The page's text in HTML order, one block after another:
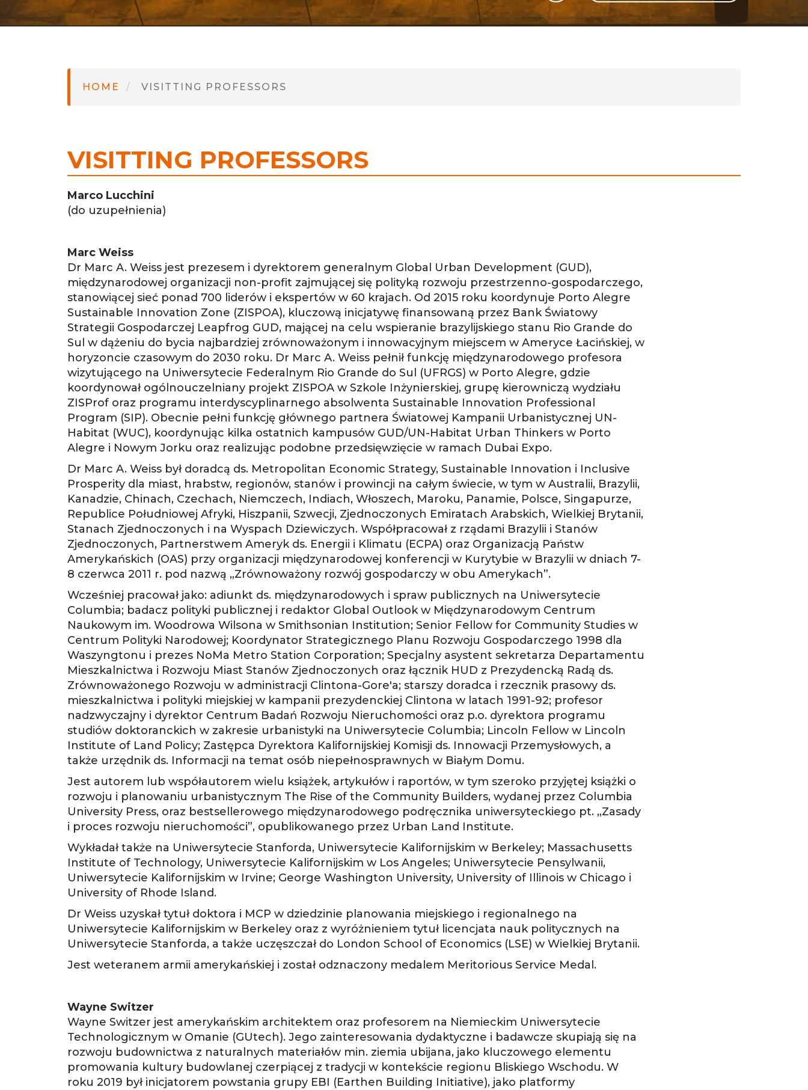
GLI
SH
HOME VISITTING PROFESSORS
VISITTING PROFESSORS
Marco Lucchini
(do uzupełnienia)
Marc Weiss
Dr Marc A. Weiss jest prezesem i dyrektorem generalnym Global Urban Development (GUD),
międzynarodowej organizacji non-profit zajmującej się polityką rozwoju przestrzenno-gospodarczego,
stanowiącej sieć ponad 700 liderów i ekspertów w 60 krajach. Od 2015 roku koordynuje Porto Alegre
Sustainable Innovation Zone (ZISPOA), kluczową inicjatywę finansowaną przez Bank Światowy
Strategii Gospodarczej Leapfrog GUD, mającej na celu wspieranie brazylijskiego stanu Rio Grande do
Sul w dążeniu do bycia najbardziej zrównoważonym i innowacyjnym miejscem w Ameryce Łacińskiej, w
horyzoncie czasowym do 2030 roku. Dr Marc A. Weiss pełnił funkcję międzynarodowego profesora
wizytującego na Uniwersytecie Federalnym Rio Grande do Sul (UFRGS) w Porto Alegre, gdzie
koordynował ogólnouczelniany projekt ZISPOA w Szkole Inżynierskiej, grupę kierowniczą wydziału
ZISProf oraz programu interdyscyplinarnego absolwenta Sustainable Innovation Professional
Program (SIP). Obecnie pełni funkcję głównego partnera Światowej Kampanii Urbanistycznej UN-
Habitat (WUC), koordynując kilka ostatnich kampusów GUD/UN-Habitat Urban Thinkers w Porto
Alegre i Nowym Jorku oraz realizując podobne przedsięwzięcie w ramach Dubai Expo.
Dr Marc A. Weiss był doradcą ds. Metropolitan Economic Strategy, Sustainable Innovation i Inclusive
Prosperity dla miast, hrabstw, regionów, stanów i prowincji na całym świecie, w tym w Australii, Brazylii,
Kanadzie, Chinach, Czechach, Niemczech, Indiach, Włoszech, Maroku, Panamie, Polsce, Singapurze,
Republice Południowej Afryki, Hiszpanii, Szwecji, Zjednoczonych Emiratach Arabskich, Wielkiej Brytanii,
Stanach Zjednoczonych i na Wyspach Dziewiczych. Współpracował z rządami Brazylii i Stanów
Zjednoczonych, Partnerstwem Ameryk ds. Energii i Klimatu (ECPA) oraz Organizacją Państw
Amerykańskich (OAS) przy organizacji międzynarodowej konferencji w Kurytybie w Brazylii w dniach 7-
8 czerwca 2011 r. pod nazwą „Zrównoważony rozwój gospodarczy w obu Amerykach”.
Wcześniej pracował jako: adiunkt ds. międzynarodowych i spraw publicznych na Uniwersytecie
Columbia; badacz polityki publicznej i redaktor Global Outlook w Międzynarodowym Centrum
Naukowym im. Woodrowa Wilsona w Smithsonian Institution; Senior Fellow for Community Studies w
Centrum Polityki Narodowej; Koordynator Strategicznego Planu Rozwoju Gospodarczego 1998 dla
Waszyngtonu i prezes NoMa Metro Station Corporation; Specjalny asystent sekretarza Departamentu
Mieszkalnictwa i Rozwoju Miast Stanów Zjednoczonych oraz łącznik HUD z Prezydencką Radą ds.
Zrównoważonego Rozwoju w administracji Clintona-Gore'a; starszy doradca i rzecznik prasowy ds.
mieszkalnictwa i polityki miejskiej w kampanii prezydenckiej Clintona w latach 1991-92; profesor
nadzwyczajny i dyrektor Centrum Badań Rozwoju Nieruchomości oraz p.o. dyrektora programu
studiów doktoranckich w zakresie urbanistyki na Uniwersytecie Columbia; Lincoln Fellow w Lincoln
Institute of Land Policy; Zastępca Dyrektora Kalifornijskiej Komisji ds. Innowacji Przemysłowych, a
także urzędnik ds. Informacji na temat osób niepełnosprawnych w Białym Domu.
Jest autorem lub współautorem wielu książek, artykułów i raportów, w tym szeroko przyjętej książki o
rozwoju i planowaniu urbanistycznym The Rise of the Community Builders, wydanej przez Columbia
University Press, oraz bestsellerowego międzynarodowego podręcznika uniwersyteckiego pt. „Zasady
i proces rozwoju nieruchomości”, opublikowanego przez Urban Land Institute.
Wykładał także na Uniwersytecie Stanforda, Uniwersytecie Kalifornijskim w Berkeley; Massachusetts
Institute of Technology, Uniwersytecie Kalifornijskim w Los Angeles; Uniwersytecie Pensylwanii,
Uniwersytecie Kalifornijskim w Irvine; George Washington University, University of Illinois w Chicago i
University of Rhode Island.
Dr Weiss uzyskał tytuł doktora i MCP w dziedzinie planowania miejskiego i regionalnego na
Uniwersytecie Kalifornijskim w Berkeley oraz z wyróżnieniem tytuł licencjata nauk politycznych na
Uniwersytecie Stanforda, a także uczęszczał do London School of Economics (LSE) w Wielkiej Brytanii.
Jest weteranem armii amerykańskiej i został odznaczony medalem Meritorious Service Medal.
Wayne Switzer
Wayne Switzer jest amerykańskim architektem oraz profesorem na Niemieckim Uniwersytecie
Technologicznym w Omanie (GUtech). Jego zainteresowania dydaktyczne i badawcze skupiają się na
rozwoju budownictwa z naturalnych materiałów min. ziemia ubijana, jako kluczowego elementu
promowania kultury budowlanej czerpiącej z tradycji w kontekście regionu Bliskiego Wschodu. W
roku 2019 był inicjatorem powstania grupy EBI (Earthen Building Initiative), jako platformy